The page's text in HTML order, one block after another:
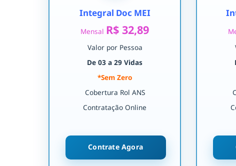
Integral Doc MEI
Mensal R$ 32,89
Valor por Pessoa
De 03 a 29 Vidas
*Sem Zero
Cobertura Rol ANS
Contratação Online
Contrate Agora